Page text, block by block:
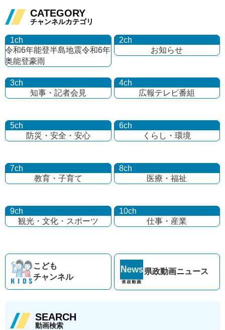
CATEGORY
チャンネルカテゴリ
1ch
令和6年能登半島地震令和6年
奥能登豪雨
2ch
お知らせ
3ch
知事・記者会見
4ch
広報テレビ番組
5ch
防災・安全・安心
6ch
くらし・環境
7ch
教育・子育て
8ch
医療・福祉
9ch
観光・文化・ スポーツ
10ch
仕事・産業
こども
チャンネル
県政動画ニュース
SEARCH
動画検索